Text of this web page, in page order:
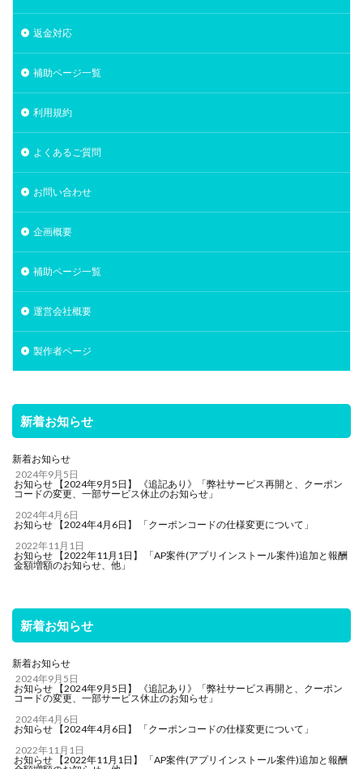
返金対応
補助ページ一覧
利用規約
よくあるご質問
お問い合わせ
企画概要
補助ページ一覧
運営会社概要
製作者ページ
新着お知らせ
新着お知らせ
2024年9月5日
お知らせ 【2024年9月5日】 《追記あり》「弊社サービス再開と、クーポン
コードの変更、一部サービス休止のお知らせ」
2024年4月6日
お知らせ 【2024年4月6日】 「クーポンコードの仕様変更について」
2022年11月1日
お知らせ 【2022年11月1日】 「AP案件(アプリインストール案件)追加と報酬
金額増額のお知らせ、他」
新着お知らせ
新着お知らせ
2024年9月5日
お知らせ 【2024年9月5日】 《追記あり》「弊社サービス再開と、クーポン
コードの変更、一部サービス休止のお知らせ」
2024年4月6日
お知らせ 【2024年4月6日】 「クーポンコードの仕様変更について」
2022年11月1日
お知らせ 【2022年11月1日】 「AP案件(アプリインストール案件)追加と報酬